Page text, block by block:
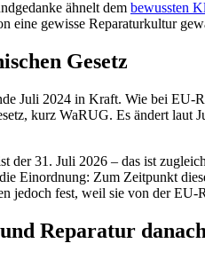
ähnelt dem bewussten
eine gewisse Reparaturkultur
Gesetz
Juli 2024 in Kraft. Wie bei EU-
kurz WaRUG. Es ändert laut
der 31. Juli 2026 – das ist
Einordnung: Zum Zeitpunkt
jedoch fest, weil sie von der EU-
Reparatur danach